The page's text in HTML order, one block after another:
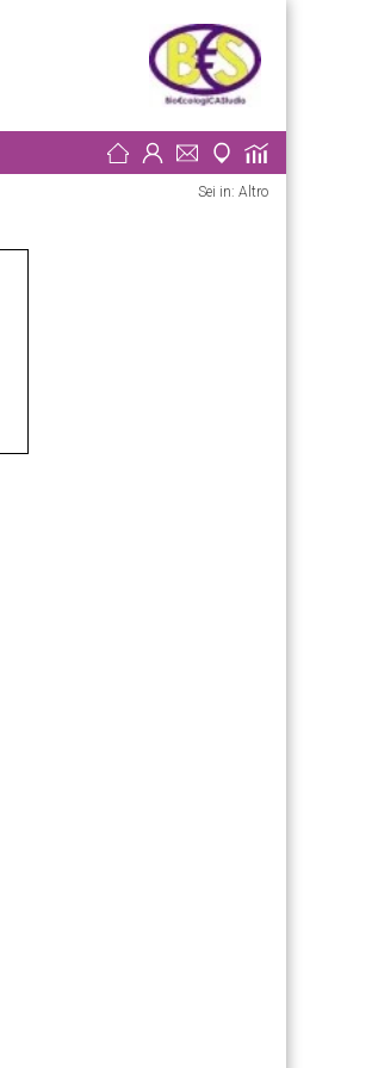
Sei in: Altro